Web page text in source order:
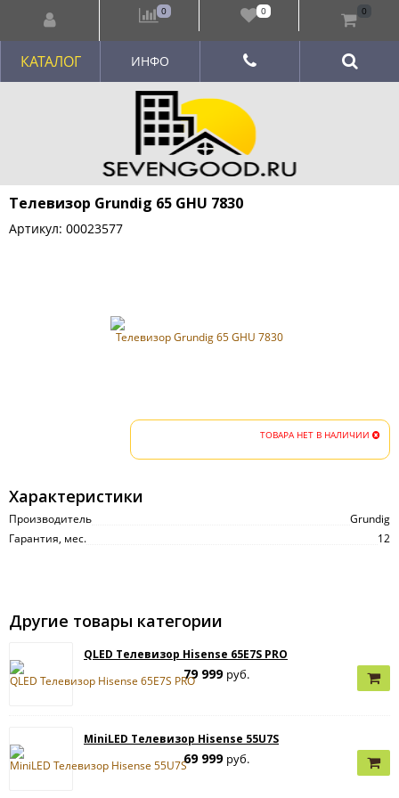
КАТАЛОГ ИНФО
Телевизор Grundig 65 GHU 7830
Артикул: 00023577
ТОВАРА НЕТ В НАЛИЧИИ
Характеристики
Производитель
Grundig
Гарантия, мес.
12
Другие товары категории
QLED Телевизор Hisense 65E7S PRO
79 999 руб.
MiniLED Телевизор Hisense 55U7S
69 999 руб.
0 0 0